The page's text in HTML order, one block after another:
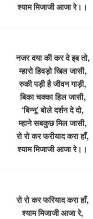
श्याम मिजाजी आजा रे।।
नजर दया की कर दे इब तो,
म्हारो हिवड़ो खिल जासी,
रुकी पड़ी है जीवन गाड़ी,
बिका चक्का हिल जासी,
‘बिन्नू’ बोले दर्शन दे दो,
म्हाने सबकुछ मिल जासी,
रो रो कर फरीयाद करा हाँ,
श्याम मिजाजी आजा रे।।
रो रो कर फरियाद करा हाँ,
श्याम मिजाजी आजा रे,